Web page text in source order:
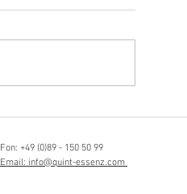
Fon: +49 (0)89 - 150 50 99
Email: info@quint-essenz.com